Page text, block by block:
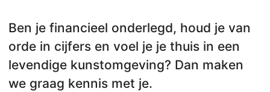
Ben je financieel onderlegd, houd je van
orde in cijfers en voel je je thuis in een
levendige kunstomgeving? Dan maken
we graag kennis met je.